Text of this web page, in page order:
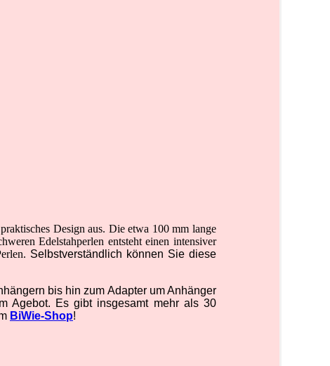
Design aus. Die etwa 100 mm lange
Edelstahperlen entsteht einen intensiver
Selbstverständlich können Sie diese
bis hin zum Adapter um Anhänger
Agebot. Es gibt insgesamt mehr als 30
BiWie-Shop!